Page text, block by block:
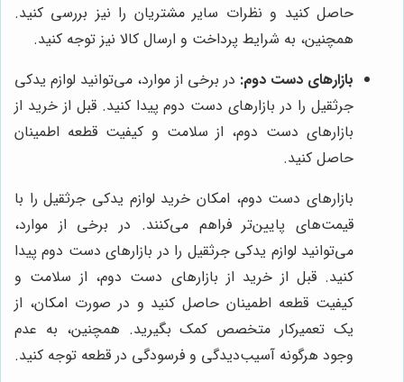
حاصل کنید و نظرات سایر مشتریان را نیز بررسی کنید.
همچنین، به شرایط پرداخت و ارسال کالا نیز توجه کنید.
بازارهای دست دوم: در برخی از موارد، می‌توانید لوازم یدکی
جرثقیل را در بازارهای دست دوم پیدا کنید. قبل از خرید از
بازارهای دست دوم، از سلامت و کیفیت قطعه اطمینان
حاصل کنید.
بازارهای دست دوم، امکان خرید لوازم یدکی جرثقیل را با
قیمت‌های پایین‌تر فراهم می‌کنند. در برخی از موارد،
می‌توانید لوازم یدکی جرثقیل را در بازارهای دست دوم پیدا
کنید. قبل از خرید از بازارهای دست دوم، از سلامت و
کیفیت قطعه اطمینان حاصل کنید و در صورت امکان، از
یک تعمیرکار متخصص کمک بگیرید. همچنین، به عدم
وجود هرگونه آسیب‌دیدگی و فرسودگی در قطعه توجه کنید.